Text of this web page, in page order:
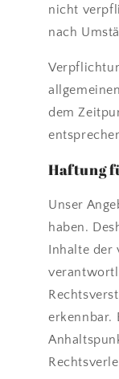
nicht
nach
dem
Haftung
Unser
haben.
Inhalte der
erkennbar.